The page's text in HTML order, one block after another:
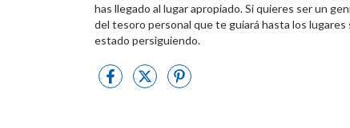
has llegado al lugar apropiado. Si quieres ser un
del tesoro personal que te guiará hasta los
estado persiguiendo.